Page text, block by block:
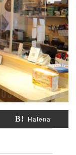
Hatena